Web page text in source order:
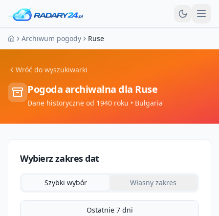
Strona główna
Archiwum pogody Ruse
Wróć do wyszukiwarki
Pogoda archiwalna dla Ruse
Dane historyczne od 1940 roku • Bułgaria
Wybierz zakres dat
Szybki wybór Własny zakres
Ostatnie 7 dni